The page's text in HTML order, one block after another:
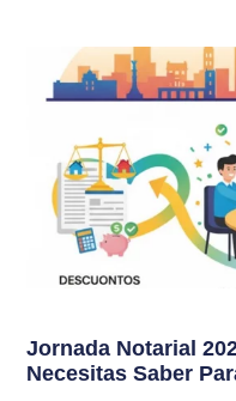
Jornada Notarial
Necesitas Saber